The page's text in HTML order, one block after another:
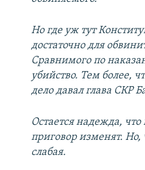
Но где уж тут
достаточно для
Сравнимого по
убийство. Тем более,
дело давал глава СКР
Остается надежда,
приговор изменят. Но,
слабая.